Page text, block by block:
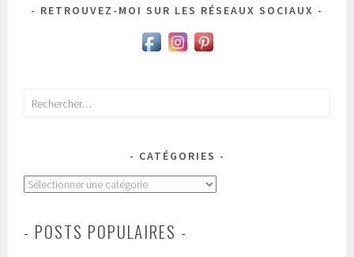
RETROUVEZ-MOI SUR LES RÉSEAUX SOCIAUX
Rechercher :
CATÉGORIES
Catégories
- POSTS POPULAIRES -